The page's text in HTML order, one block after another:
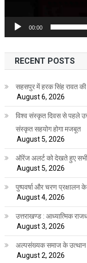
00:00
RECENT POSTS
सहसपुर में हरक सिंह रावत की
August 6, 2026
विश्व संस्कृत दिवस से पहले
संस्कृत सहयोग होगा मजबूत
August 5, 2026
ऑरेंज अलर्ट को देखते हुए सभी
August 5, 2026
पुष्पवर्षा और चरण प्रक्षालन
August 4, 2026
उत्तराखण्ड : आध्यात्मिक
August 3, 2026
अल्पसंख्यक समाज के उत्थान
August 2, 2026